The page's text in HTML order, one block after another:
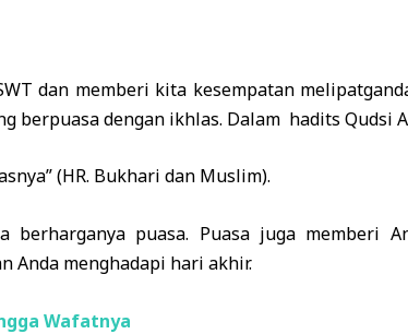
dan memberi kita kesempatan
berpuasa dengan ikhlas. Dalam hadits Qudsi
(HR. Bukhari dan Muslim).
puasa. Puasa juga memberi
Anda menghadapi hari akhir.
Wafatnya